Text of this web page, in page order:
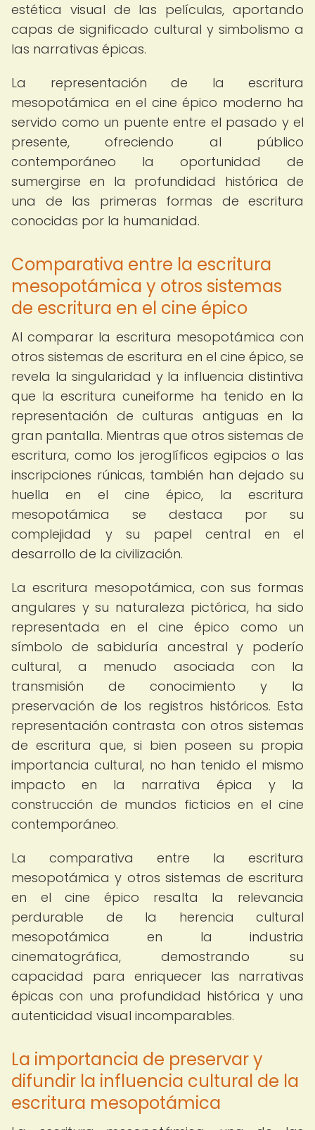
estética visual de las películas, aportando
capas de significado cultural y simbolismo a
las narrativas épicas.
La representación de la escritura
mesopotámica en el cine épico moderno ha
servido como un puente entre el pasado y el
presente, ofreciendo al público
contemporáneo la oportunidad de
sumergirse en la profundidad histórica de
una de las primeras formas de escritura
conocidas por la humanidad.
Comparativa entre la escritura
mesopotámica y otros sistemas
de escritura en el cine épico
Al comparar la escritura mesopotámica con
otros sistemas de escritura en el cine épico, se
revela la singularidad y la influencia distintiva
que la escritura cuneiforme ha tenido en la
representación de culturas antiguas en la
gran pantalla. Mientras que otros sistemas de
escritura, como los jeroglíficos egipcios o las
inscripciones rúnicas, también han dejado su
huella en el cine épico, la escritura
mesopotámica se destaca por su
complejidad y su papel central en el
desarrollo de la civilización.
La escritura mesopotámica, con sus formas
angulares y su naturaleza pictórica, ha sido
representada en el cine épico como un
símbolo de sabiduría ancestral y poderío
cultural, a menudo asociada con la
transmisión de conocimiento y la
preservación de los registros históricos. Esta
representación contrasta con otros sistemas
de escritura que, si bien poseen su propia
importancia cultural, no han tenido el mismo
impacto en la narrativa épica y la
construcción de mundos ficticios en el cine
contemporáneo.
La comparativa entre la escritura
mesopotámica y otros sistemas de escritura
en el cine épico resalta la relevancia
perdurable de la herencia cultural
mesopotámica en la industria
cinematográfica, demostrando su
capacidad para enriquecer las narrativas
épicas con una profundidad histórica y una
autenticidad visual incomparables.
La importancia de preservar y
difundir la influencia cultural de la
escritura mesopotámica